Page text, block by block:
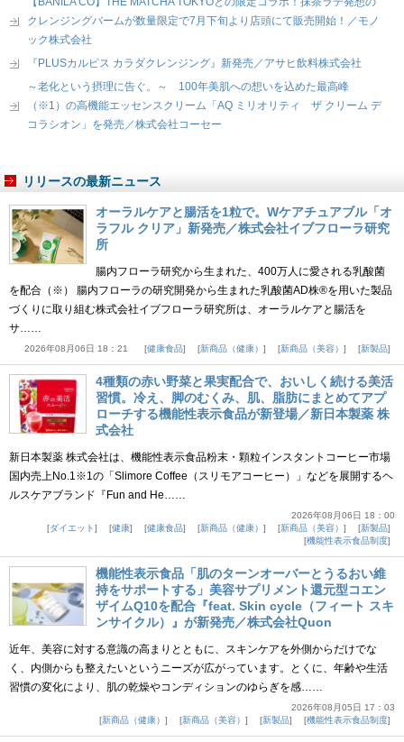
クレンジングバームが数量限定で7月下旬より店頭にて販売開始！／モノ
ック株式会社
『PLUSカルピス カラダクレンジング』新発売／アサヒ飲料株式会社
～老化という摂理に告ぐ。～ 100年美肌への想いを込めた最高峰
（※1）の高機能エッセンスクリーム「AQ ミリオリティ ザ クリーム デ
コラシオン」を発売／株式会社コーセー
リリースの最新ニュース
オーラルケアと腸活を1粒で。Wケアチュアブル「オ
ラフル クリア」新発売／株式会社イブフローラ研究
所
腸内フローラ研究から生まれた、400万人に愛される乳酸菌
を配合（※） 腸内フローラの研究開発から生まれた乳酸菌AD株®を用いた製品
づくりに取り組む株式会社イブフローラ研究所は、オーラルケアと腸活を
サ……
2026年08月06日 18：21 健康食品 新商品（健康） 新商品（美容） 新製品
4種類の赤い野菜と果実配合で、おいしく続ける美活
習慣。冷え、脚のむくみ、肌、脂肪にまとめてアプ
ローチする機能性表示食品が新登場／新日本製薬 株
式会社
新日本製薬 株式会社は、機能性表示食品粉末・顆粒インスタントコーヒー市場
国内売上No.1※1の「Slimore Coffee（スリモアコーヒー）」などを展開するヘ
ルスケアブランド『Fun and He……
2026年08月06日 18：00
ダイエット
健康 健康食品 新商品（健康） 新商品（美容）
新製品
機能性表示食品制度
機能性表示食品「肌のターンオーバーとうるおい維
持をサポートする」美容サプリメント還元型コエン
ザイムQ10を配合『feat. Skin cycle（フィート スキ
ンサイクル）』が新発売／株式会社Quon
近年、美容に対する意識の高まりとともに、スキンケアを外側からだけでな
く、内側からも整えたいというニーズが広がっています。とくに、年齢や生活
習慣の変化により、肌の乾燥やコンディションのゆらぎを感……
2026年08月05日 17：03
新商品（健康）
新商品（美容） 新製品 機能性表示食品制度